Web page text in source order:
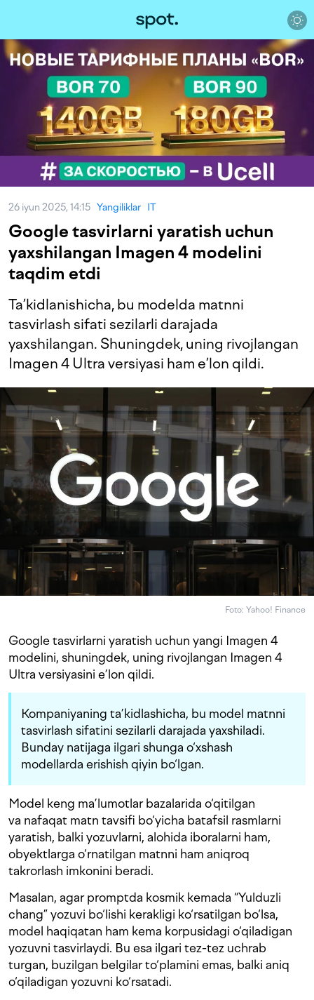
26 iyun 2025, 14:15 Yangiliklar IT
Google tasvirlarni yaratish uchun
yaxshilangan Imagen 4 modelini
taqdim etdi
Ta’kidlanishicha, bu modelda matnni
tasvirlash sifati sezilarli darajada
yaxshilangan. Shuningdek, uning rivojlangan
Imagen 4 Ultra versiyasi ham e’lon qildi.
Foto: Yahoo! Finance
Google tasvirlarni yaratish uchun yangi Imagen 4
modelini, shuningdek, uning rivojlangan Imagen 4
Ultra versiyasini e’lon qildi.
Kompaniyaning ta’kidlashicha, bu model matnni
tasvirlash sifatini sezilarli darajada yaxshiladi.
Bunday natijaga ilgari shunga o‘xshash
modellarda erishish qiyin bo‘lgan.
Model keng ma’lumotlar bazalarida o‘qitilgan
va nafaqat matn tavsifi bo‘yicha batafsil rasmlarni
yaratish, balki yozuvlarni, alohida iboralarni ham,
obyektlarga o‘rnatilgan matnni ham aniqroq
takrorlash imkonini beradi.
Masalan, agar promptda kosmik kemada “Yulduzli
chang” yozuvi bo‘lishi kerakligi ko‘rsatilgan bo‘lsa,
model haqiqatan ham kema korpusidagi o‘qiladigan
yozuvni tasvirlaydi. Bu esa ilgari tez-tez uchrab
turgan, buzilgan belgilar to‘plamini emas, balki aniq
o‘qiladigan yozuvni ko‘rsatadi.